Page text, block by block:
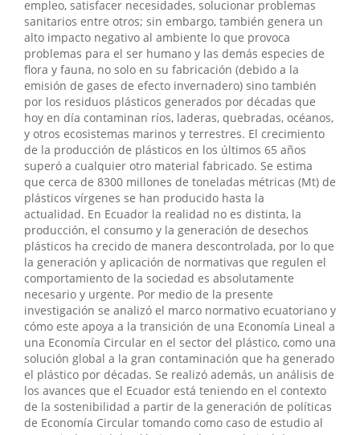
empleo, satisfacer necesidades, solucionar problemas
sanitarios entre otros; sin embargo, también genera un
alto impacto negativo al ambiente lo que provoca
problemas para el ser humano y las demás especies de
flora y fauna, no solo en su fabricación (debido a la
emisión de gases de efecto invernadero) sino también
por los residuos plásticos generados por décadas que
hoy en día contaminan ríos, laderas, quebradas, océanos,
y otros ecosistemas marinos y terrestres. El crecimiento
de la producción de plásticos en los últimos 65 años
superó a cualquier otro material fabricado. Se estima
que cerca de 8300 millones de toneladas métricas (Mt) de
plásticos vírgenes se han producido hasta la
actualidad. En Ecuador la realidad no es distinta, la
producción, el consumo y la generación de desechos
plásticos ha crecido de manera descontrolada, por lo que
la generación y aplicación de normativas que regulen el
comportamiento de la sociedad es absolutamente
necesario y urgente. Por medio de la presente
investigación se analizó el marco normativo ecuatoriano y
cómo este apoya a la transición de una Economía Lineal a
una Economía Circular en el sector del plástico, como una
solución global a la gran contaminación que ha generado
el plástico por décadas. Se realizó además, un análisis de
los avances que el Ecuador está teniendo en el contexto
de la sostenibilidad a partir de la generación de políticas
de Economía Circular tomando como caso de estudio al